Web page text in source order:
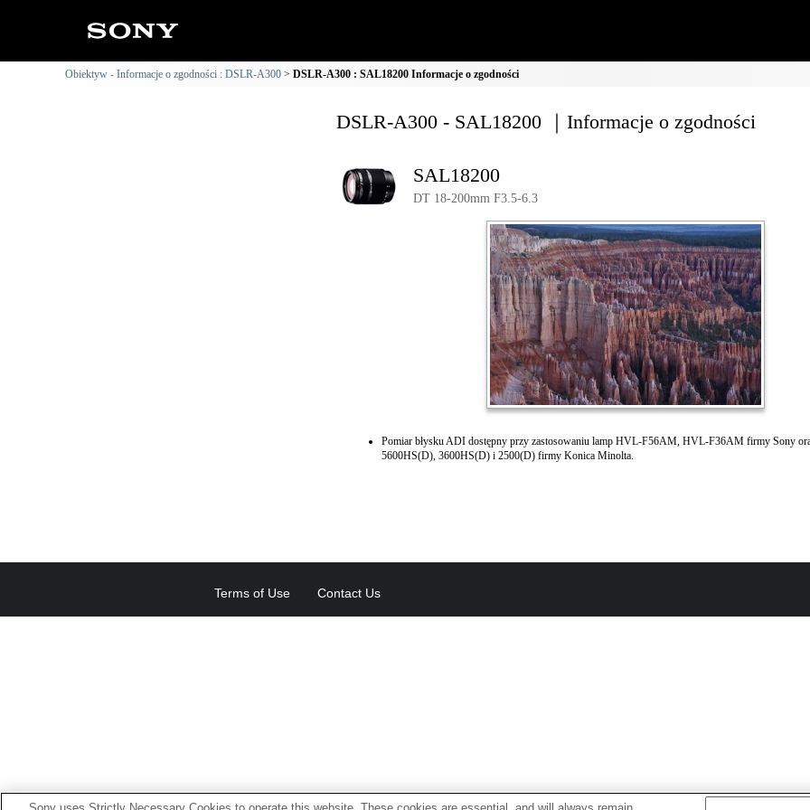
Obiektyw - Informacje o zgodności : DSLR-A300 DSLR-A300 : SAL18200 Informacje o zgodności
DSLR-A300 - SAL18200 ｜Informacje o zgodności
SAL18200
DT 18-200mm F3.5-6.3
Pomiar błysku ADI dostępny przy zastosowaniu lamp HVL-F56AM, HVL-F36AM firmy Sony
5600HS(D), 3600HS(D) i 2500(D) firmy Konica Minolta.
Terms of Use Contact Us